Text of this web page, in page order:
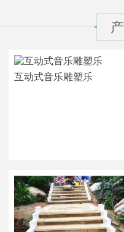
互动式音乐雕塑乐